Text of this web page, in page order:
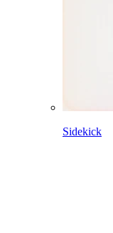
Sidekick